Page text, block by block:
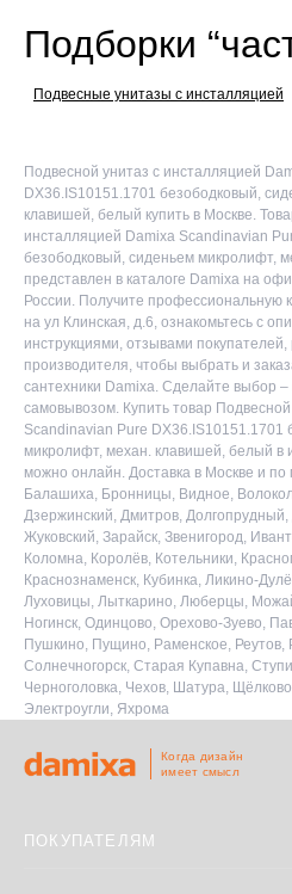
Подборки
Подвесные унитазы с инсталляцией
Подвесной унитаз с инсталляцией
DX36.IS10151.1701 безободковый,
клавишей, белый купить в Москве.
инсталляцией Damixa Scandinavian
безободковый, сиденьем микролифт,
представлен в каталоге Damixa на
России. Получите профессиональную
на ул Клинская, д.6, ознакомьтесь с
инструкциями, отзывами
производителя, чтобы выбрать и
сантехники Damixa. Сделайте выбор –
самовывозом. Купить товар
Scandinavian Pure DX36.IS10151.1701
микролифт, механ. клавишей, белый в
можно онлайн. Доставка в Москве и по
Балашиха, Бронницы, Видное,
Дзержинский, Дмитров,
Жуковский, Зарайск, Звенигород,
Коломна, Королёв, Котельники,
Краснознаменск, Кубинка, Ликино-
Луховицы, Лыткарино, Люберцы,
Ногинск, Одинцово, Орехово-Зуево,
Пушкино, Пущино, Раменское, Реутов,
Солнечногорск, Старая Купавна,
Черноголовка, Чехов, Шатура,
Электроугли, Яхрома
Когда дизайн
имеет смысл
ПОКУПАТЕЛЯМ